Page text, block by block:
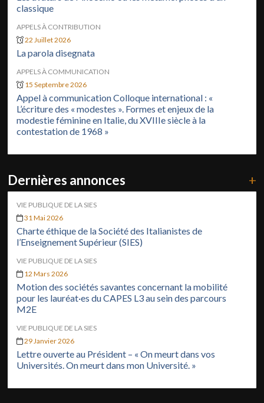
classique
APPELS À CONTRIBUTION
22 Juillet 2026
La parola disegnata
APPELS À COMMUNICATION
15 Septembre 2026
Appel à communication Colloque international : «
L’écriture des « modestes ». Formes et enjeux de la
modestie féminine en Italie, du XVIIIe siècle à la
contestation de 1968 »
Dernières annonces +
VIE PUBLIQUE DE LA SIES
31 Mai 2026
Charte éthique de la Société des Italianistes de
l’Enseignement Supérieur (SIES)
VIE PUBLIQUE DE LA SIES
12 Mars 2026
Motion des sociétés savantes concernant la mobilité
pour les lauréat·es du CAPES L3 au sein des parcours
M2E
VIE PUBLIQUE DE LA SIES
29 Janvier 2026
Lettre ouverte au Président – « On meurt dans vos
Universités. On meurt dans mon Université. »